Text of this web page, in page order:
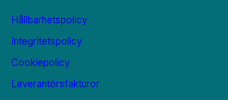
Hållbarhetspolicy
Integritetspolicy
Cookiepolicy
Leverantörsfakturor